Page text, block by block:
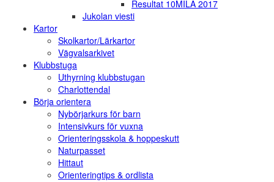
Resultat 10MILA 2017
Jukolan viesti
Kartor
Skolkartor/Lärkartor
Vägvalsarkivet
Klubbstuga
Uthyrning klubbstugan
Charlottendal
Börja orientera
Nybörjarkurs för barn
Intensivkurs för vuxna
Orienteringsskola & hoppeskutt
Naturpasset
Hittaut
Orienteringtips & ordlista